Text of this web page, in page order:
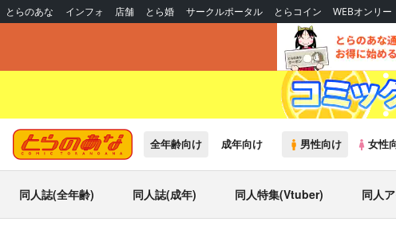
とらのあな インフォ 店舗 とら婚 サークルポータル とらコイン WEBオンリー
全年齢向け 成年向け 男性向け 女性
同人誌(全年齢) 同人誌(成年) 同人特集(Vtuber) 同人